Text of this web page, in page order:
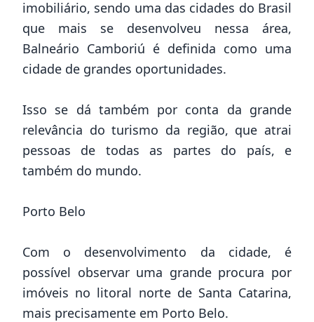
imobiliário, sendo uma das cidades do Brasil
que mais se desenvolveu nessa área,
Balneário Camboriú é definida como uma
cidade de grandes oportunidades.
Isso se dá também por conta da grande
relevância do turismo da região, que atrai
pessoas de todas as partes do país, e
também do mundo.
Porto Belo
Com o desenvolvimento da cidade, é
possível observar uma grande procura por
imóveis no litoral norte de Santa Catarina,
mais precisamente em Porto Belo.